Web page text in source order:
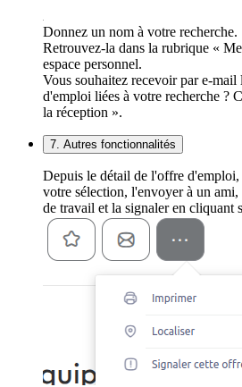
Donnez un nom à votre recherche.
Retrouvez-la dans la rubrique «
espace personnel.
Vous souhaitez recevoir par e-mail
d'emploi liées à votre recherche ?
la réception ».
7. Autres fonctionnalités
Depuis le détail de l'offre
votre sélection, l'envoyer à un
de travail et la signaler en cliquant